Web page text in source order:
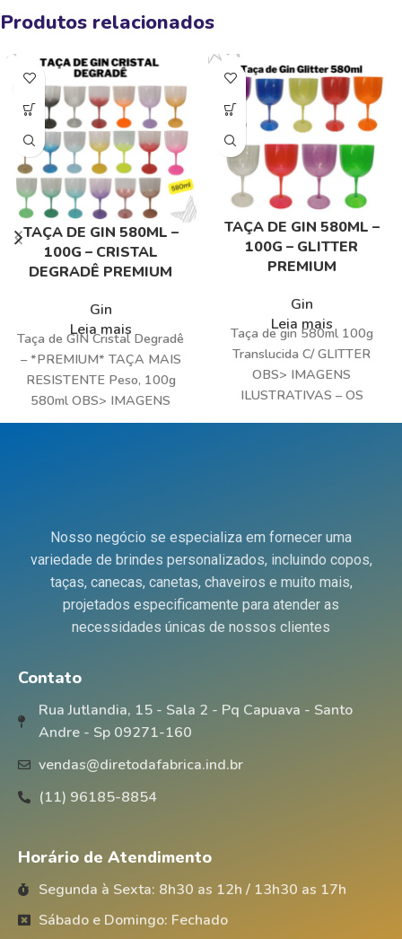
Produtos relacionados
TAÇA DE GIN 580ML –
100G – CRISTAL
DEGRADÊ PREMIUM
Gin
Leia mais
Taça de GIN Cristal Degradê
– *PREMIUM* TAÇA MAIS
RESISTENTE Peso, 100g
580ml OBS> IMAGENS
ILUSTRATIVAS – OS
pronta para receber
personalização.
TAÇA DE GIN 580ML –
100G – GLITTER
PREMIUM
Gin
Leia mais
Taça de gin 580ml 100g
Translucida C/ GLITTER
OBS> IMAGENS
ILUSTRATIVAS – OS
personalização Aceita Silk –
SIM Aceita Transfer – SIM
Nosso negócio se especializa em fornecer uma
variedade de brindes personalizados, incluindo copos,
taças, canecas, canetas, chaveiros e muito mais,
projetados especificamente para atender as
necessidades únicas de nossos clientes
Contato
Rua Jutlandia, 15 - Sala 2 - Pq Capuava - Santo
Andre - Sp 09271-160
vendas@diretodafabrica.ind.br
(11) 96185-8854
Horário de Atendimento
Segunda à Sexta: 8h30 as 12h / 13h30 as 17h
Sábado e Domingo: Fechado